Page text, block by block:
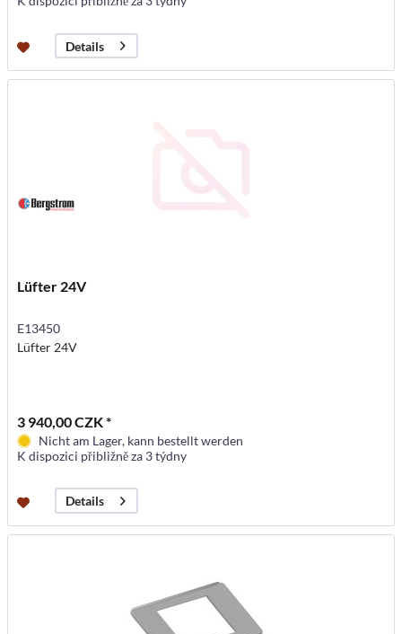
Details
Lüfter 24V
E13450
Lüfter 24V
3 940,00 CZK *
Nicht am Lager, kann bestellt werden
K dispozici přibližně za 3 týdny
Details